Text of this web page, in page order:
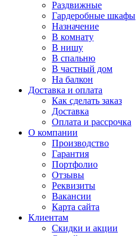
Раздвижные
Гардеробные шкафы
Назначение
В комнату
В нишу
В спальню
В частный дом
На балкон
Доставка и оплата
Как сделать заказ
Доставка
Оплата и рассрочка
О компании
Производство
Гарантия
Портфолио
Отзывы
Реквизиты
Вакансии
Карта сайта
Клиентам
Скидки и акции